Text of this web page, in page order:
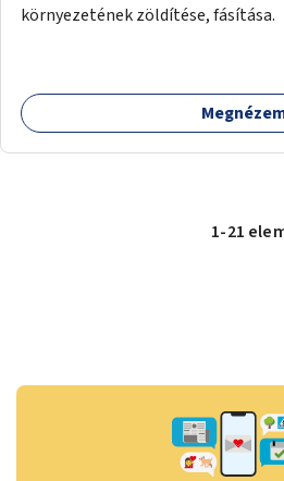
környezetének zöldítése, fásítása.
1-21